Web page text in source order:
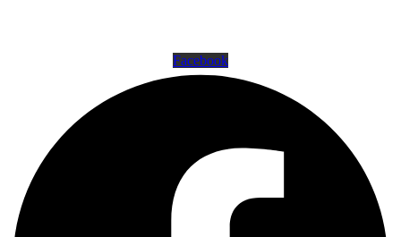
Facebook